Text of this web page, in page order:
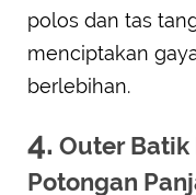
polos dan tas
menciptakan
berlebihan.
4. Outer Batik
Potongan